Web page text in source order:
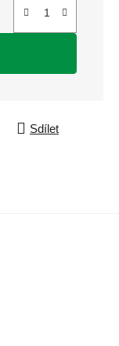
Sdílet